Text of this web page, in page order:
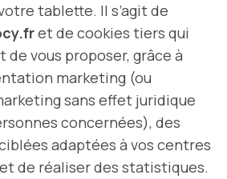
tablette. Il s’agit de
et de cookies tiers qui
vous proposer, grâce à
marketing (ou
sans effet juridique
concernées), des
adaptées à vos centres
de réaliser des statistiques.